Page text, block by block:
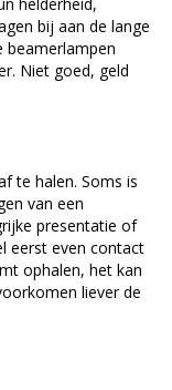
bij aan de lange
beamerlampen
Niet goed, geld
te halen. Soms is
van een
presentatie of
eerst even contact
ophalen, het kan
liever de